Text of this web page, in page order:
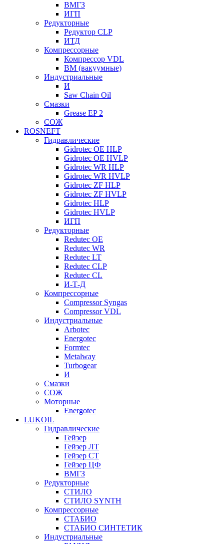
ВМГЗ
ИГП
Редукторные
Редуктор CLP
ИТД
Компрессорные
Компрессор VDL
ВМ (вакуумные)
Индустриальные
И
Saw Chain Oil
Смазки
Grease EP 2
СОЖ
ROSNEFT
Гидравлические
Gidrotec OE HLP
Gidrotec OE HVLP
Gidrotec WR HLP
Gidrotec WR HVLP
Gidrotec ZF HLP
Gidrotec ZF HVLP
Gidrotec HLP
Gidrotec HVLP
ИГП
Редукторные
Redutec OE
Redutec WR
Redutec LT
Redutec CLP
Redutec CL
И-Т-Д
Компрессорные
Compressor Syngas
Compressor VDL
Индустриальные
Arbotec
Energotec
Formtec
Metalway
Turbogear
И
Смазки
СОЖ
Моторные
Energotec
LUKOIL
Гидравлические
Гейзер
Гейзер ЛТ
Гейзер СТ
Гейзер ЦФ
ВМГЗ
Редукторные
СТИЛО
СТИЛО SYNTH
Компрессорные
СТАБИО
СТАБИО СИНТЕТИК
Индустриальные